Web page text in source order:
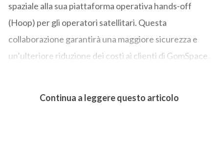
spaziale alla sua piattaforma operativa hands-off
(Hoop) per gli operatori satellitari. Questa
collaborazione garantirà una maggiore sicurezza e
un’ulteriore riduzione dei costi ai clienti di GomSpace.
Continua a leggere questo articolo